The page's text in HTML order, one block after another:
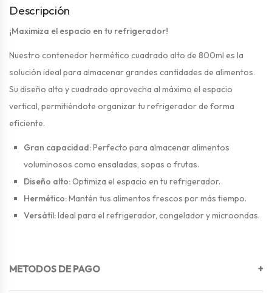
Descripción
¡Maximiza el espacio en tu refrigerador!
Nuestro contenedor hermético cuadrado alto de 800ml es la
solución ideal para almacenar grandes cantidades de alimentos.
Su diseño alto y cuadrado aprovecha al máximo el espacio
vertical, permitiéndote organizar tu refrigerador de forma
eficiente.
Gran capacidad:Perfecto para almacenar alimentos
voluminosos como ensaladas, sopas o frutas.
Diseño alto:Optimiza el espacio en tu refrigerador.
Hermético:Mantén tus alimentos frescos por más tiempo.
Versátil:Ideal para el refrigerador, congelador y microondas.
METODOS DE PAGO +